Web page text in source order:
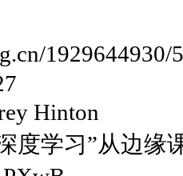
Hinton
度学习”从边缘